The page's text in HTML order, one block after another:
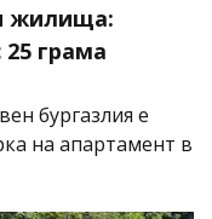
жилища:
грама
бургазлия е
на апартамент в